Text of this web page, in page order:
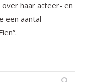
over haar acteer- en
een aantal